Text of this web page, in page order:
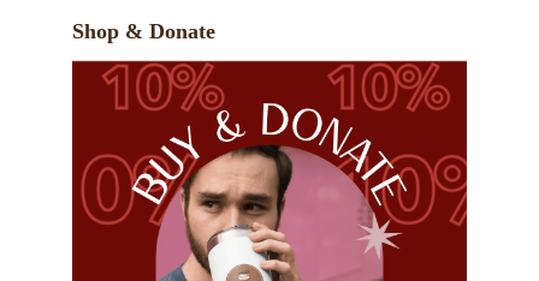
Shop & Donate